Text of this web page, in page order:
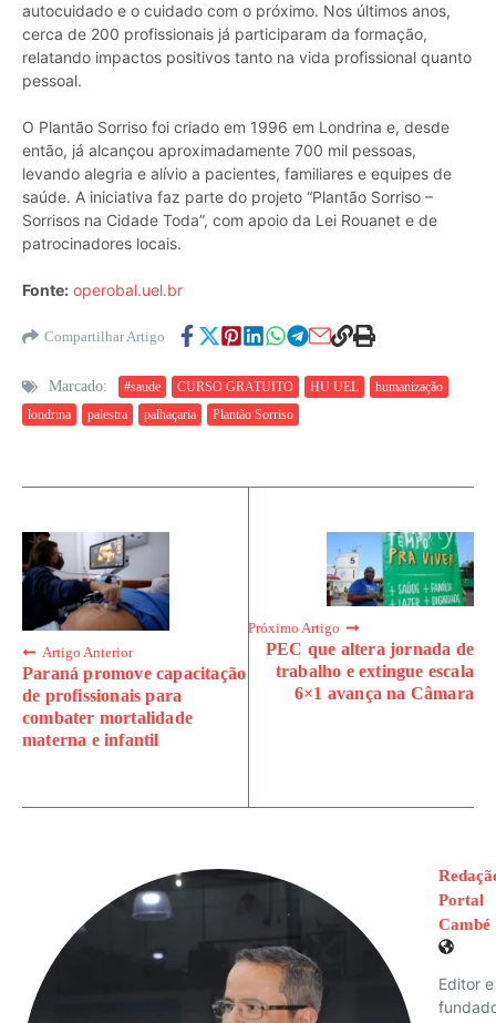
autocuidado e o cuidado com o próximo. Nos últimos anos,
cerca de 200 profissionais já participaram da formação,
relatando impactos positivos tanto na vida profissional quanto
pessoal.
O Plantão Sorriso foi criado em 1996 em Londrina e, desde
então, já alcançou aproximadamente 700 mil pessoas,
levando alegria e alívio a pacientes, familiares e equipes de
saúde. A iniciativa faz parte do projeto “Plantão Sorriso –
Sorrisos na Cidade Toda”, com apoio da Lei Rouanet e de
patrocinadores locais.
Fonte: operobal.uel.br
Compartilhar Artigo
Marcado: #saude CURSO GRATUITO HU UEL
humanização
londrina
palestra palhaçaria Plantão Sorriso
Artigo Anterior
Paraná promove capacitação
de profissionais para
combater mortalidade
materna e infantil
Próximo Artigo
PEC que altera jornada de
trabalho e extingue escala
6×1 avança na Câmara
Portal
Cambé
Editor e